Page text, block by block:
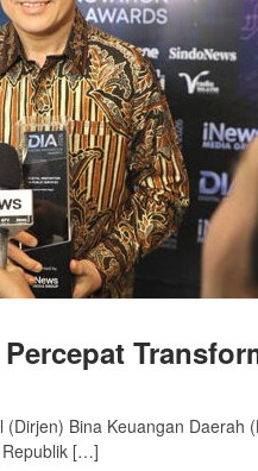
Bina Keuangan Daerah
Republik […]